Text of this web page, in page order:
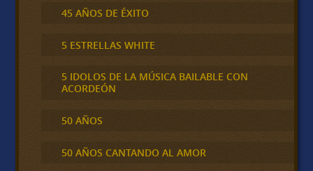
45 AÑOS DE ÉXITO
5 ESTRELLAS WHITE
5 IDOLOS DE LA MÚSICA BAILABLE CON
ACORDEÓN
50 AÑOS
50 AÑOS CANTANDO AL AMOR